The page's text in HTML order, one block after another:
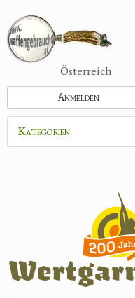
zum
Inhalt
Österreich
Anmelden
Kategorien
Zubehör